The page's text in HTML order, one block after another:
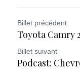
Billet précédent
Toyota Camry
Billet suivant
Podcast: